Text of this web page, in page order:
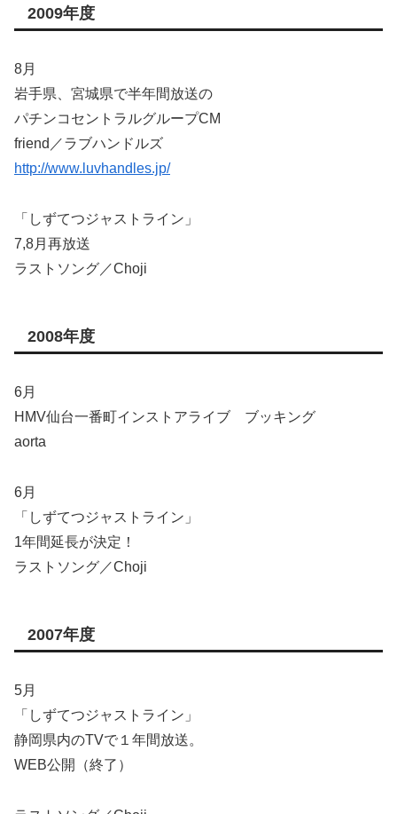
2009年度
8月
岩手県、宮城県で半年間放送の
パチンコセントラルグループCM
friend／ラブハンドルズ
http://www.luvhandles.jp/
「しずてつジャストライン」
7,8月再放送
ラストソング／Choji
2008年度
6月
HMV仙台一番町インストアライブ ブッキング
aorta
6月
「しずてつジャストライン」
1年間延長が決定！
ラストソング／Choji
2007年度
5月
「しずてつジャストライン」
静岡県内のTVで１年間放送。
WEB公開（終了）